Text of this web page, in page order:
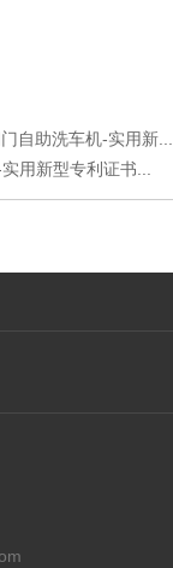
自助洗车机-实用新...
用新型专利证书...